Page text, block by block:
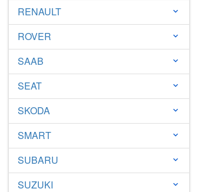
RENAULT keyboard_arrow_down
ROVER keyboard_arrow_down
SAAB keyboard_arrow_down
SEAT keyboard_arrow_down
SKODA keyboard_arrow_down
SMART keyboard_arrow_down
SUBARU keyboard_arrow_down
SUZUKI keyboard_arrow_down